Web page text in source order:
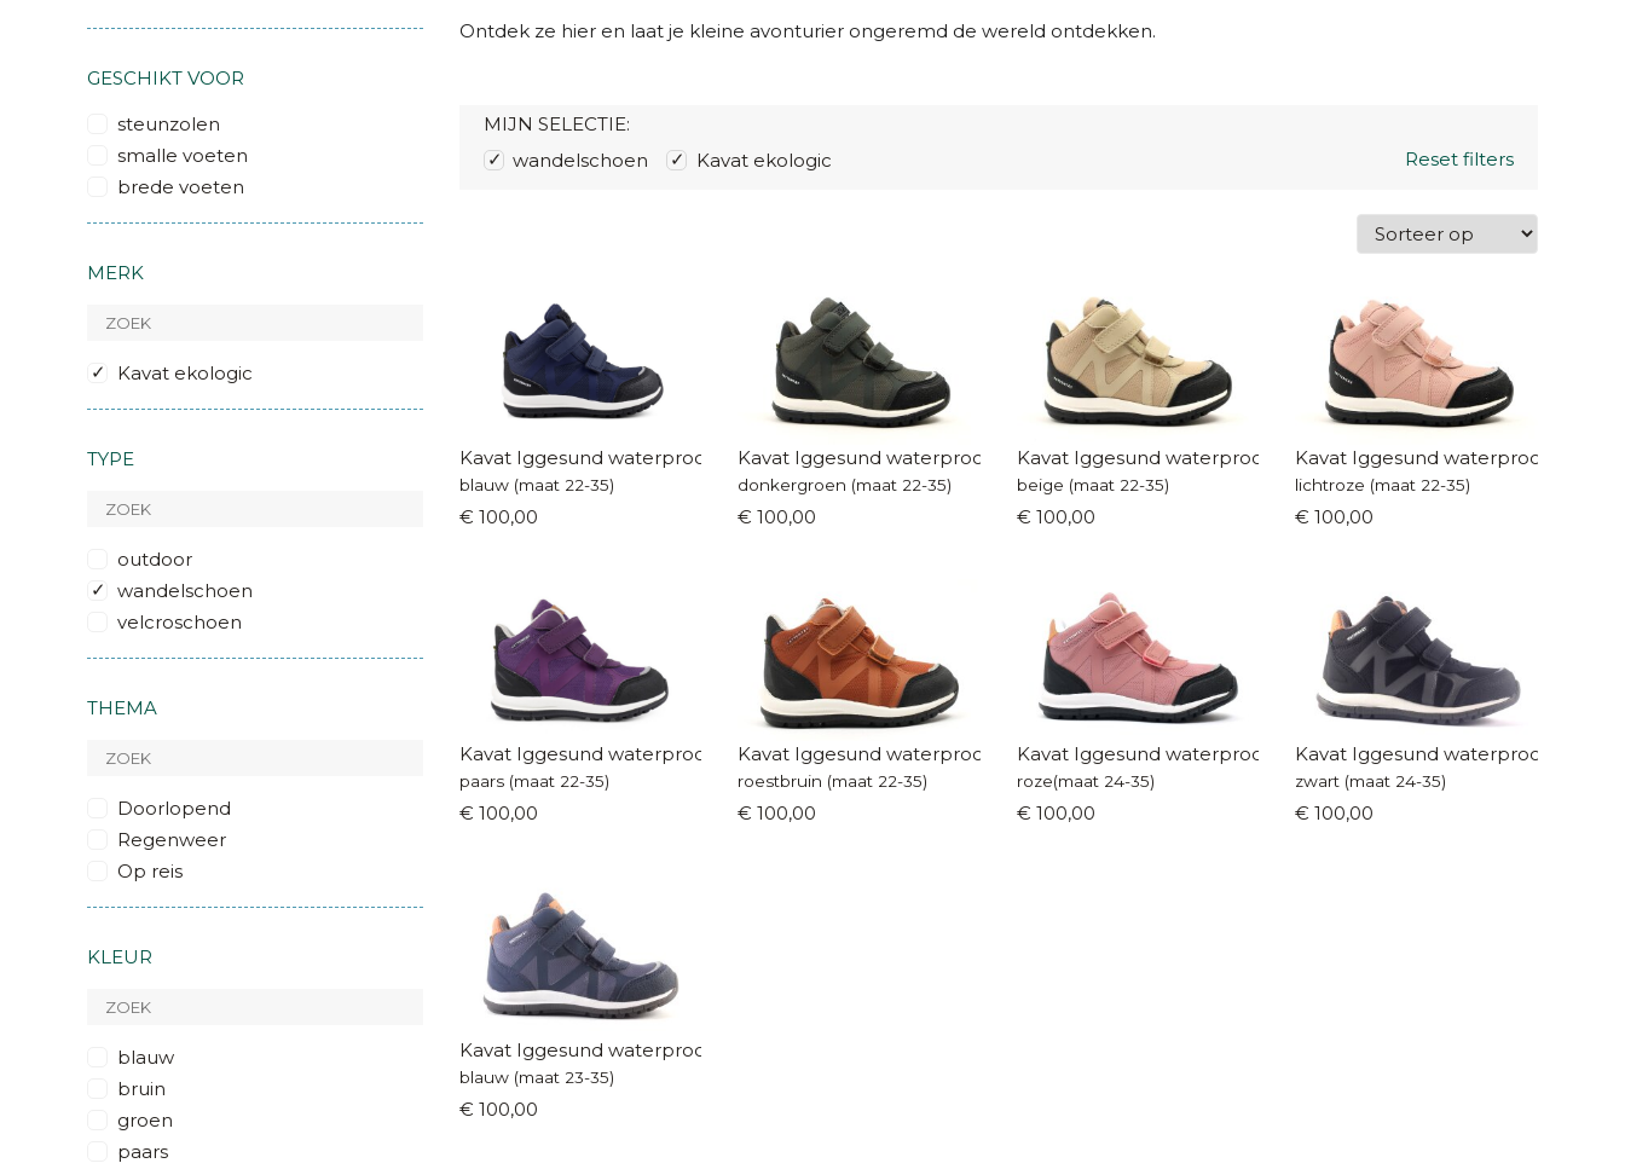
GESCHIKT VOOR
steunzolen
smalle voeten
brede voeten
MERK
Kavat ekologic
TYPE
outdoor
wandelschoen
velcroschoen
THEMA
Doorlopend
Regenweer
Op reis
KLEUR
blauw
bruin
groen
paars
Ontdek ze hier en laat je kleine avonturier ongeremd de wereld ontdekken.
MIJN SELECTIE:
wandelschoen
Kavat ekologic Reset filters
Kavat Iggesund waterproof
blauw (maat 22-35)
€ 100,00
Kavat Iggesund waterproof
donkergroen (maat 22-35)
€ 100,00
Kavat Iggesund waterproof
beige (maat 22-35)
€ 100,00
Kavat Iggesund waterproof
lichtroze (maat 22-35)
€ 100,00
Kavat Iggesund waterproof
paars (maat 22-35)
€ 100,00
Kavat Iggesund waterproof
roestbruin (maat 22-35)
€ 100,00
Kavat Iggesund waterproof
roze(maat 24-35)
€ 100,00
Kavat Iggesund waterproof
zwart (maat 24-35)
€ 100,00
Kavat Iggesund waterproof
blauw (maat 23-35)
€ 100,00